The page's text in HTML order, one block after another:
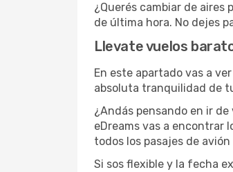
¿Querés cambiar de aires
de última hora. No dejes
Llevate vuelos
En este apartado vas a
absoluta tranquilidad de
¿Andás pensando en ir
eDreams vas a encontrar
todos los pasajes de
Si sos flexible y la fecha